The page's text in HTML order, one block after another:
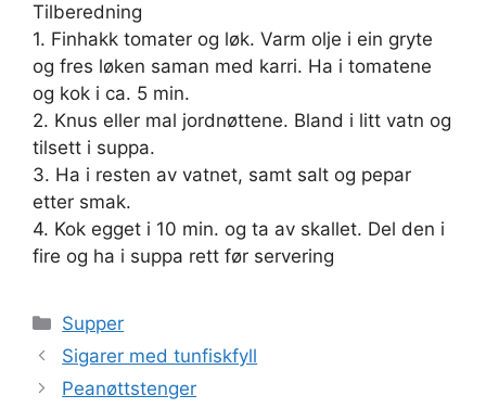
Tilberedning
1. Finhakk tomater og løk. Varm olje i ein gryte
og fres løken saman med karri. Ha i tomatene
og kok i ca. 5 min.
2. Knus eller mal jordnøttene. Bland i litt vatn og
tilsett i suppa.
3. Ha i resten av vatnet, samt salt og pepar
etter smak.
4. Kok egget i 10 min. og ta av skallet. Del den i
fire og ha i suppa rett før servering
Kategorier
Supper
Sigarer med tunfiskfyll
Peanøttstenger